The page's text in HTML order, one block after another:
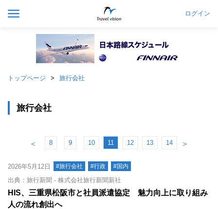
ログイン
トップページ 旅行会社
旅行会社
＜ 8 9 10 11 12 13 14 ＞
2026年5月12日 #旅行会社 #行政 #国内
出典：旅行新聞 - 株式会社旅行新聞新社
HIS、三重県松阪市と社員派遣協定 魅力向上に取り組み
人の流れ創出へ